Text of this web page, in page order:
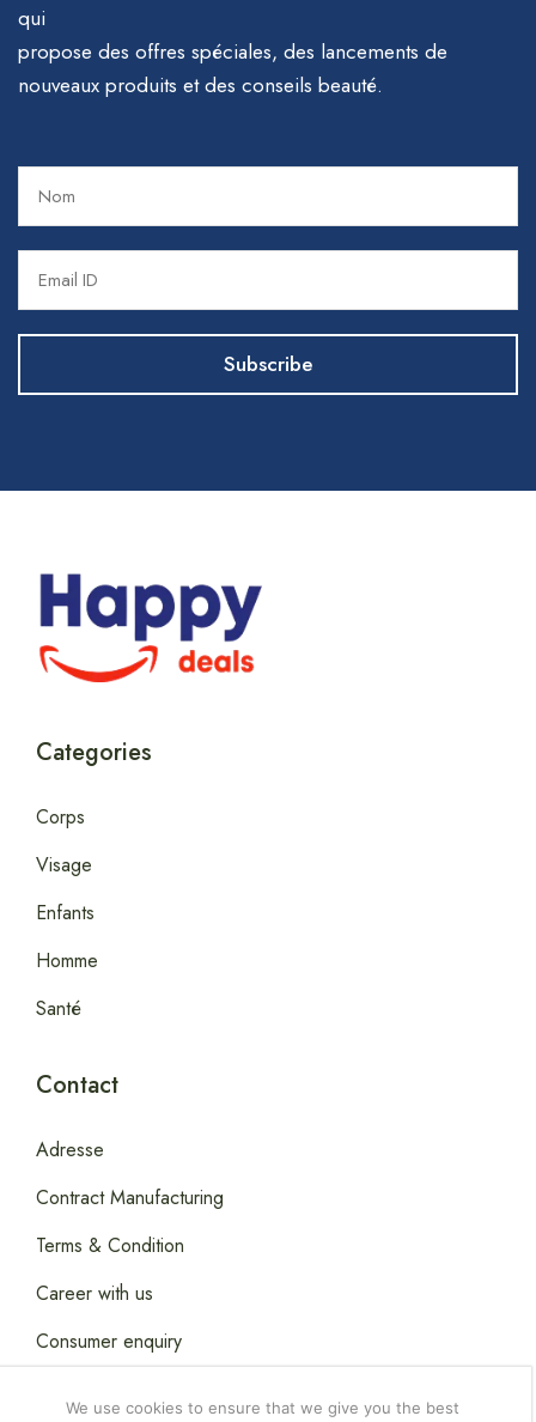
qui
propose des offres spéciales, des lancements de
nouveaux produits et des conseils beauté.
Categories
Corps
Visage
Enfants
Homme
Santé
Contact
Adresse
Contract Manufacturing
Terms & Condition
Career with us
Consumer enquiry
We use cookies to ensure that we give you the best